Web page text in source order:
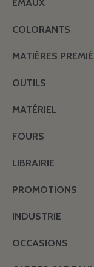
ÉMAUX
COLORANTS
MATIÈRES
OUTILS
MATÉRIEL
FOURS
LIBRAIRIE
PROMOTIONS
INDUSTRIE
OCCASIONS